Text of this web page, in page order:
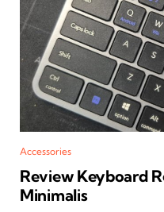
Accessories
Review Keyboard
Minimalis